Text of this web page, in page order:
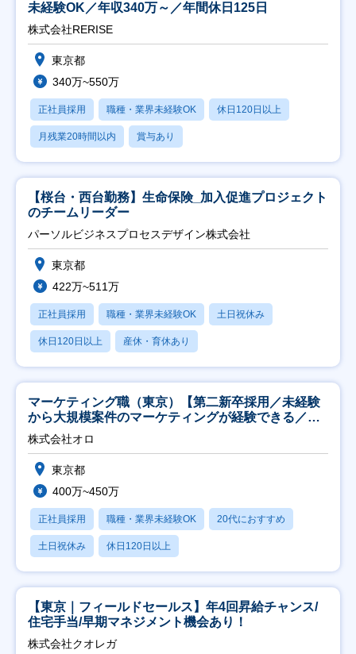
未経験OK／年収340万～／年間休日125日
株式会社RERISE
東京都
340万~550万
正社員採用 職種・業界未経験OK 休日120日以上
月残業20時間以内 賞与あり
【桜台・西台勤務】生命保険_加入促進プロジェクト
のチームリーダー
パーソルビジネスプロセスデザイン株式会社
東京都
422万~511万
正社員採用 職種・業界未経験OK 土日祝休み
休日120日以上 産休・育休あり
マーケティング職（東京）【第二新卒採用／未経験
から大規模案件のマーケティングが経験できる／研
修充実】
株式会社オロ
東京都
400万~450万
正社員採用 職種・業界未経験OK 20代におすすめ
土日祝休み 休日120日以上
【東京｜フィールドセールス】年4回昇給チャンス/
住宅手当/早期マネジメント機会あり！
株式会社クオレガ